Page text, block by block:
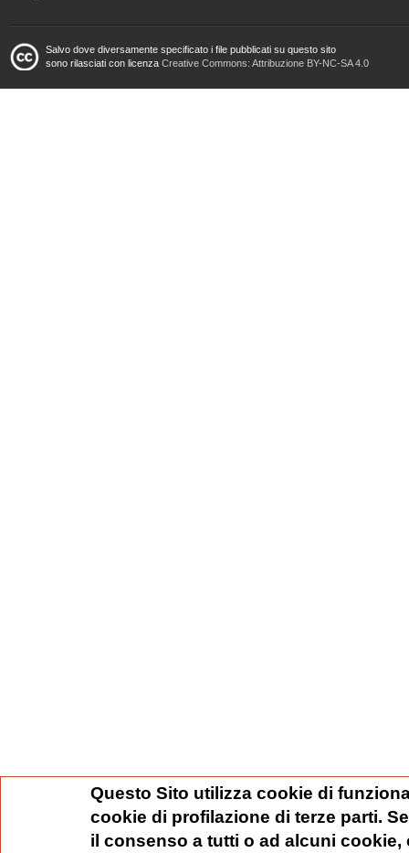
Salvo dove diversamente specificato i file pubblicati su questo sito
sono rilasciati con licenza Creative Commons: Attribuzione BY-NC-SA 4.0
Questo Sito utilizza cookie di
cookie di profilazione di terze parti.
il consenso a tutti o ad alcuni